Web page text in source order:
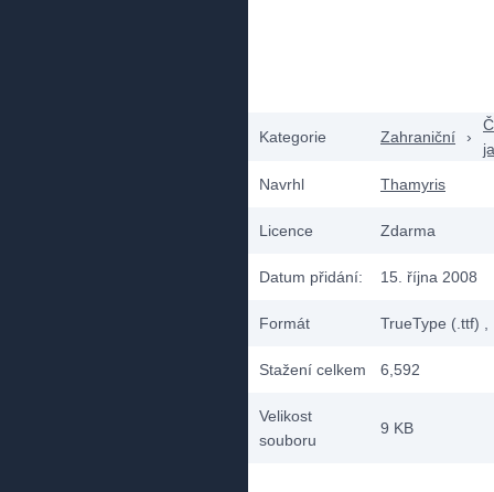
Kategorie Zahraniční ›
Navrhl
Thamyris
Licence Zdarma
Datum přidání: 15. října 2008
Formát TrueType (.ttf)
Stažení celkem 6,592
Velikost
souboru
9 KB